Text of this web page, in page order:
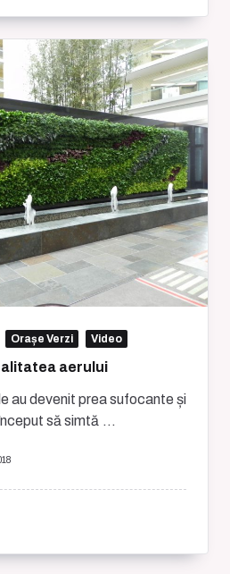
Orașe Verzi Video
aerului
au devenit prea sufocante și
să simtă ...